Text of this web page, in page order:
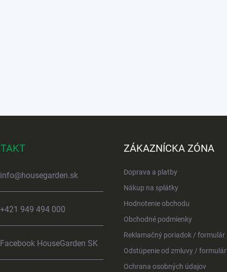
info@housegarden.sk
+421 949 494 000
Facebook HouseGarden SK
ZÁKAZNÍCKA ZÓNA
Doprava a platby
Nákup na splátky
Hodnotenie obchodu
Obchodné podmienky
Reklamačný poriadok / formulár
Odstúpenie od zmluvy / formulár
Ochrana osobných údajov